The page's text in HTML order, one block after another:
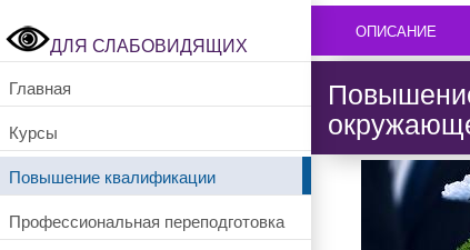
ДЛЯ СЛАБОВИДЯЩИХ
Главная
Курсы
Повышение квалификации
Профессиональная переподготовка
ОПИСАНИЕ